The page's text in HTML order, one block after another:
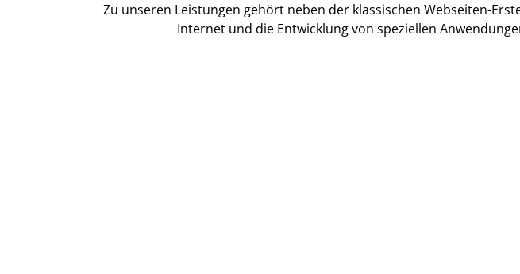
Zu unseren Leistungen gehört neben der klassischen Webseiten-
Internet und die Entwicklung von speziellen